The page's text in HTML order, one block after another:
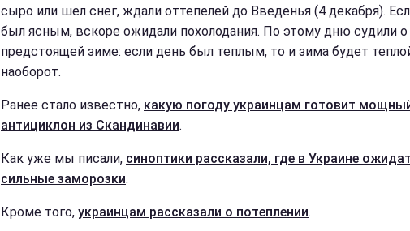
сыро или шел снег, ждали оттепелей до Введенья (4 декабря).
был ясным, вскоре ожидали похолодания. По этому дню судили о
предстоящей зиме: если день был теплым, то и зима будет
наоборот.
Ранее стало известно, какую погоду украинцам готовит
антициклон из Скандинавии.
Как уже мы писали, синоптики рассказали, где в Украине
сильные заморозки.
Кроме того, украинцам рассказали о потеплении.